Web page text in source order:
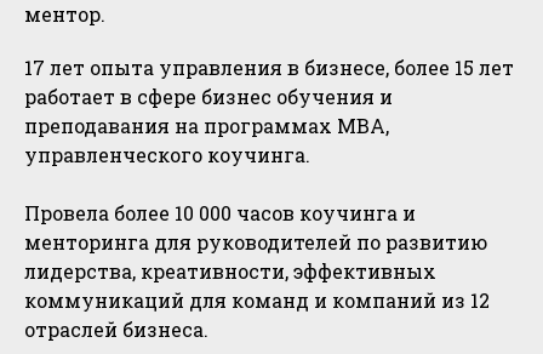
ментор.
17 лет опыта управления в бизнесе, более 15 лет
работает в сфере бизнес обучения и
преподавания на программах МВА,
управленческого коучинга.
Провела более 10 000 часов коучинга и
менторинга для руководителей по развитию
лидерства, креативности, эффективных
коммуникаций для команд и компаний из 12
отраслей бизнеса.